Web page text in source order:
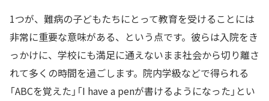
1つが、難病の子どもたちにとって教育を受けることには
非常に重要な意味がある、という点です。彼らは入院をき
っかけに、学校にも満足に通えないまま社会から切り離さ
れて多くの時間を過ごします。院内学級などで得られる
「ABCを覚えた」「I have a penが書けるようになった」とい